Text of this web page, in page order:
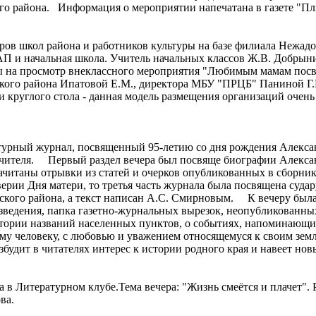
района. Информация о мероприятии напечатана в газете
и работников культуры на базе филиала
и начальная школа. Учитель начальных классов Ж.В.
на просмотр внеклассного мероприятия "Любимым мамам
района Ипатовой Е.М., директора МБУ "ПРЦБ" Паниной
стола - данная модель размещения организаций
журнал, посвященный 95-летию со дня рождения
Первый раздел вечера был посвяще биографии
отрывки из статей и очерков опубликованных в
Дня матери, то третья часть журнала была посвящена
района, а текст написан А.С. Смирновым. К вечеру
папка газетно-журнальных вырезок,
названий населенных пунктов, о событиях,
человеку, с любовью и уважением относящемуся к своим
в читателях интерес к истории родного края и навеет
в Литературном клубе.Тема вечера: "Жизнь смеётся и